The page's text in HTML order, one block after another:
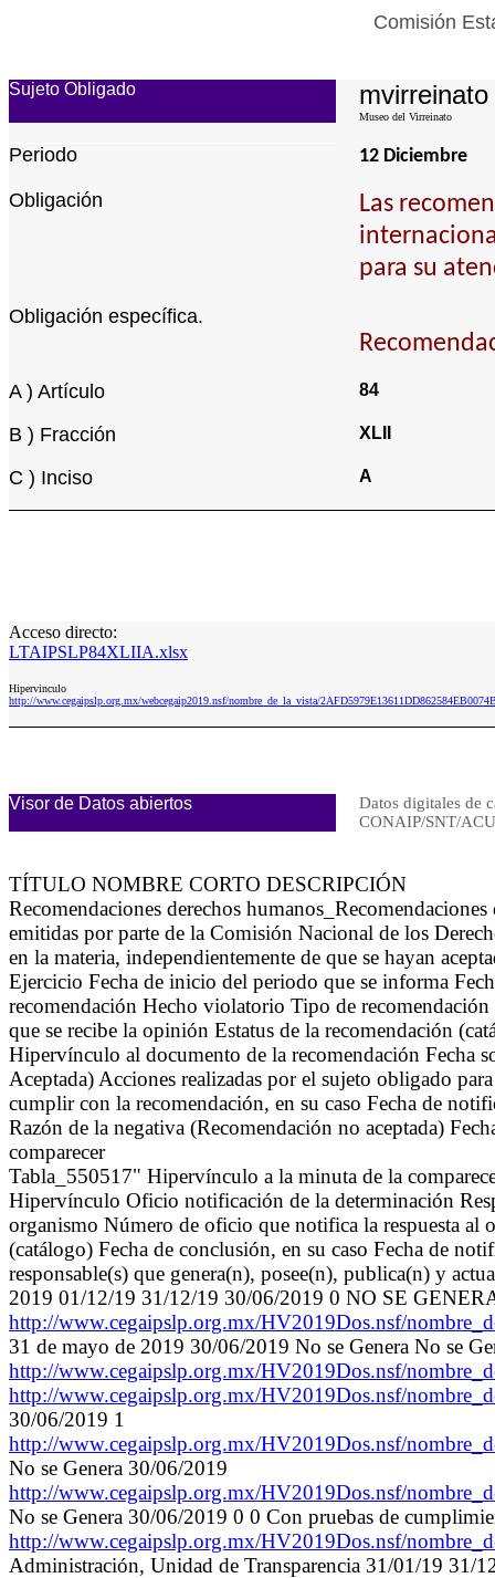
Comisión
Sujeto Obligado mvirreinato
Museo del Virreinato
Periodo 12 Diciembre
Obligación
Las
para su
Obligación específica.
A ) Artículo 84
B ) Fracción XLII
C ) Inciso A
Acceso directo:
LTAIPSLP84XLIIA.xlsx
Hipervinculo
http://www.cegaipslp.org.mx/webcegaip2019.nsf/nombre_de_la_vista/
Visor de Datos abiertos
Datos digitales de
CONAIP/SNT/
TÍTULO NOMBRE CORTO DESCRIPCIÓN
Recomendaciones derechos
emitidas por parte de la Comisión Nacional de los
en la materia, independientemente de que se hayan
Ejercicio Fecha de inicio del periodo que se informa
recomendación Hecho violatorio Tipo de
que se recibe la opinión Estatus de la recomendación
Hipervínculo al documento de la recomendación Fecha
Aceptada) Acciones realizadas por el sujeto obligado
cumplir con la recomendación, en su caso Fecha de
Razón de la negativa (Recomendación no aceptada)
comparecer
Tabla_550517" Hipervínculo a la minuta de la
Hipervínculo Oficio notificación de la determinación
organismo Número de oficio que notifica la respuesta al
(catálogo) Fecha de conclusión, en su caso Fecha de
responsable(s) que genera(n), posee(n), publica(n) y
2019 01/12/19 31/12/19 30/06/2019 0 NO SE
http://www.cegaipslp.org.mx/HV2019Dos.nsf/
31 de mayo de 2019 30/06/2019 No se Genera No se
http://www.cegaipslp.org.mx/HV2019Dos.nsf/
http://www.cegaipslp.org.mx/HV2019Dos.nsf/
30/06/2019 1
http://www.cegaipslp.org.mx/HV2019Dos.nsf/
No se Genera 30/06/2019
http://www.cegaipslp.org.mx/HV2019Dos.nsf/
No se Genera 30/06/2019 0 0 Con pruebas de
http://www.cegaipslp.org.mx/HV2019Dos.nsf/
Administración, Unidad de Transparencia 31/01/19 31/